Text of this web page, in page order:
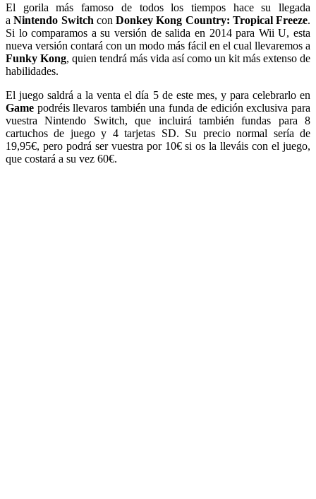
El gorila más famoso de todos los tiempos hace su llegada
aNintendo Switch con Donkey Kong Country: Tropical Freeze.
Si lo comparamos a su versión de salida en 2014 para Wii U, esta
nueva versión contará con un modo más fácil en el cual llevaremos a
Funky Kong, quien tendrá más vida así como un kit más extenso de
habilidades.
El juego saldrá a la venta el día 5 de este mes, y para celebrarlo en
Game podréis llevaros también una funda de edición exclusiva para
vuestra Nintendo Switch, que incluirá también fundas para 8
cartuchos de juego y 4 tarjetas SD. Su precio normal sería de
19,95€, pero podrá ser vuestra por 10€ si os la lleváis con el juego,
que costará a su vez 60€.